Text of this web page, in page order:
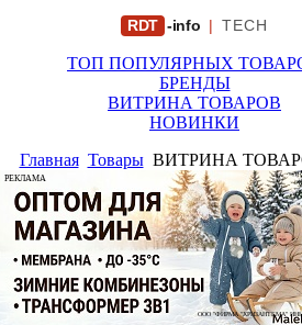
RDT -info | TECH
ТОП ПОПУЛЯРНЫХ
БРЕНДЫ
ВИТРИНА ТОВАРОВ
НОВИНКИ
Главная Товары ВИТРИНА
РЕКЛАМА
ООО "ФИРМА "ХРИЗАНТЕМА" ИНН: